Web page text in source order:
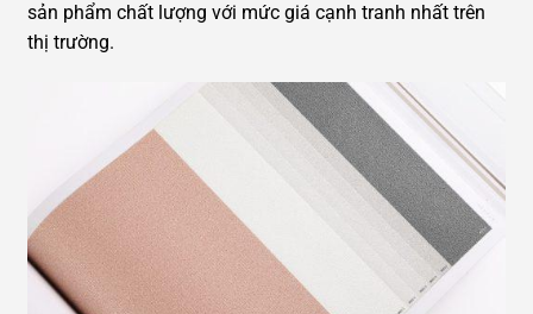
sản phẩm chất lượng với mức giá cạnh tranh nhất trên
thị trường.